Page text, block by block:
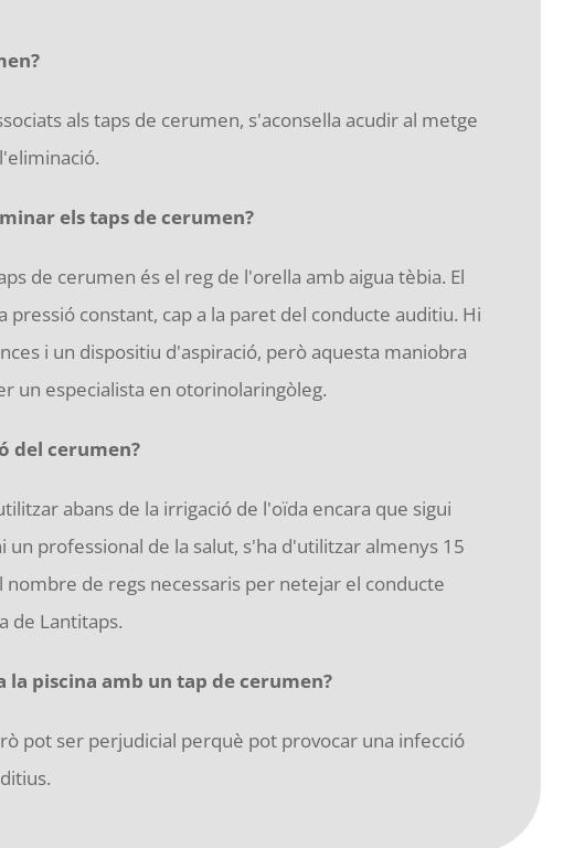
als taps de cerumen, s'aconsella acudir al metge
els taps de cerumen?
de cerumen és el reg de l'orella amb aigua tèbia. El
pressió constant, cap a la paret del conducte auditiu. Hi
i un dispositiu d'aspiració, però aquesta maniobra
un especialista en otorinolaringòleg.
del cerumen?
abans de la irrigació de l'oïda encara que sigui
professional de la salut, s'ha d'utilitzar almenys 15
de regs necessaris per netejar el conducte
de Lantitaps.
la piscina amb un tap de cerumen?
pot ser perjudicial perquè pot provocar una infecció